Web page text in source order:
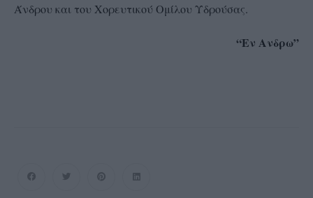
Άνδρου και του Χορευτικού Ομίλου Υδρούσας.
“Εν Ανδρω”